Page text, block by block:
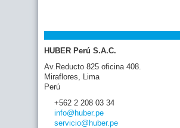
HUBER Perú S.A.C.
Av.Reducto 825 oficina 408.
Miraflores, Lima
Perú
+562 2 208 03 34
info@huber.pe
servicio@huber.pe